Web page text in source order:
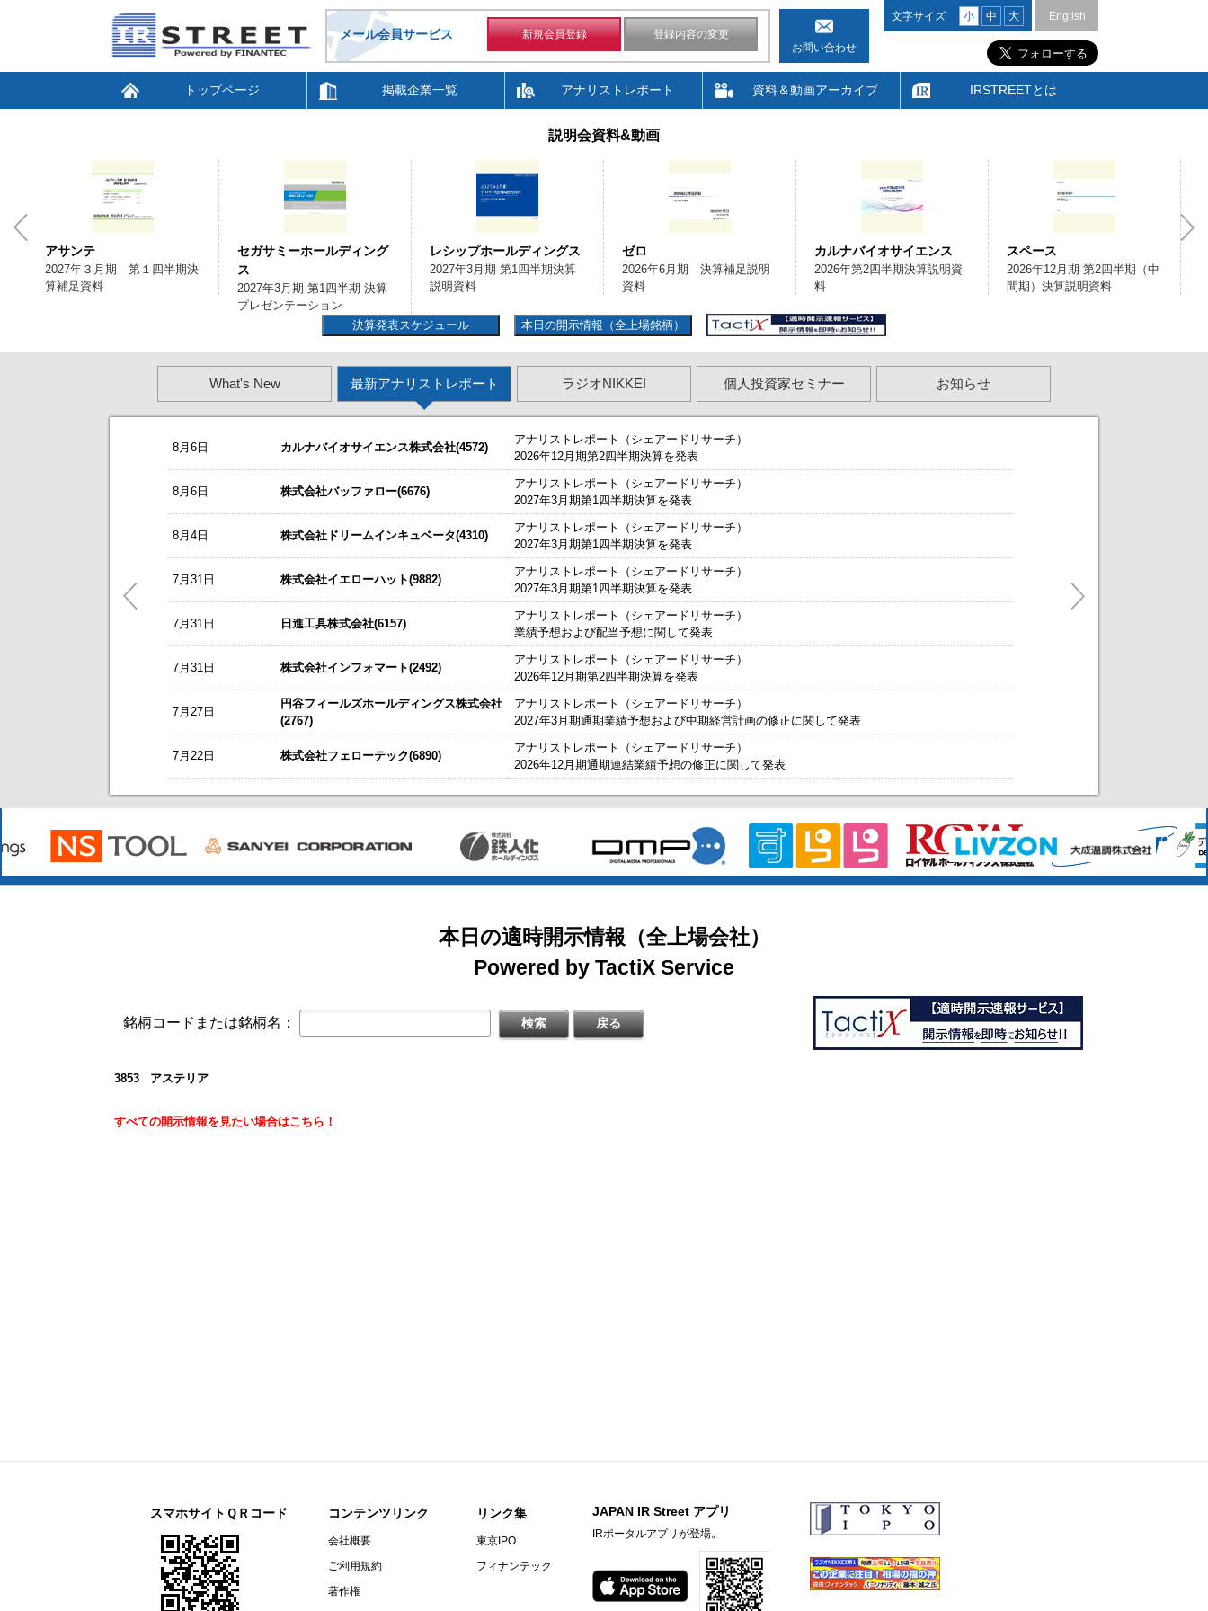
メール会員サービス 新規会員登録
登録内容の変更
お問い合わせ
文字サイズ 小 中 大 English
トップページ 掲載企業一覧 アナリストレポート 資料＆動画アーカイブ IRSTREETとは
説明会資料&動画
アサンテ
2027年３月期 第１四半期決
算補足資料
セガサミーホールディング
ス
2027年3月期 第1四半期 決算
プレゼンテーション
レシップホールディングス
2027年3月期 第1四半期決算
説明資料
ゼロ
2026年6月期 決算補足説明
資料
カルナバイオサイエンス
2026年第2四半期決算説明資
料
スペース
2026年12月期 第2四半期（中
間期）決算説明資料
決算発表スケジュール 本日の開示情報（全上場銘柄）
What's New 最新アナリストレポート ラジオNIKKEI 個人投資家セミナー お知らせ
2026/08/07 NEW
第56回機械工業デザイン賞IDEAにて超精密非球面加工機 ULG-100H(H3)が日本産業機械工業会賞を受賞
ＳＷＣＣ(5805)
今すぐ登録
2027年３月期 業績予想の修正（上方修正）および配当予想の修正（増配）に関するお知らせ
2027年3月期第1四半期決算補足説明資料
ベリテ(9904)
今すぐ登録
2027年３月期 第１四半期決算短信〔日本基準〕（非連結）
ＳＢＳホールディングス(2384)
今すぐ登録
2026年12月期 第２四半期（中間期）決算短信〔日本基準〕(連結)
連結子会社の商号変更に関するお知らせ
2026年12月期通期連結業績予想及び配当予想の修正に関するお知らせ
ハブ(3030)
今すぐ登録
英国風PUB「HUB」の一部店舗にて、HTTシェア観戦キャンペーンを実施します
アサンテ(6073)
2027年３月期 ７月度月次売上高のお知らせ
2027年3月期 第1四半期 決算プレゼンテーション
2027年３月期第１四半期決算短信〔日本基準〕(連結)
2027年3月期 第1四半期決算説明資料
2027年３月期第１四半期決算短信〔日本基準〕(連結)
送付予定の「第42回定時株主総会招集ご通知」の一部修正について
2027年３月期 第１四半期決算短信〔日本基準〕（連結）
2026年8月28日、29日開催 「日経・東証ＩＲフェア2026」に出展いたします
カルナバイオサイエンス(4572)
今すぐ登録
営業外費用及び特別損失の計上に関するお知らせ
2026年12月期第2四半期（中間期）決算短信〔日本基準〕(連結)
2026年第2四半期決算説明資料
8月6日 カルナバイオサイエンス株式会社(4572)
アナリストレポート（シェアードリサーチ）
2026年12月期第2四半期決算を発表
8月6日 株式会社バッファロー(6676)
アナリストレポート（シェアードリサーチ）
2027年3月期第1四半期決算を発表
8月4日 株式会社ドリームインキュベータ(4310)
アナリストレポート（シェアードリサーチ）
2027年3月期第1四半期決算を発表
7月31日 株式会社イエローハット(9882)
アナリストレポート（シェアードリサーチ）
2027年3月期第1四半期決算を発表
7月31日 日進工具株式会社(6157)
アナリストレポート（シェアードリサーチ）
業績予想および配当予想に関して発表
7月31日 株式会社インフォマート(2492)
アナリストレポート（シェアードリサーチ）
2026年12月期第2四半期決算を発表
7月27日
円谷フィールズホールディングス株式会社
(2767)
アナリストレポート（シェアードリサーチ）
2027年3月期通期業績予想および中期経営計画の修正に関して発表
7月22日 株式会社フェローテック(6890)
アナリストレポート（シェアードリサーチ）
2026年12月期通期連結業績予想の修正に関して発表
これまで開催した、個人投資家向けIRセミナーやオンラインIRセミナーの内容を動画にてご覧いただけます。
今後のスケジュールにつきましては、こちらよりご確認ください。
お知らせ
8/3 カバー(5253)の掲載を開始いたしました。
8/3日本テクノ・ラボ(3849)の掲載を開始いたしました。
5/21 梅の花グループ(7604)の掲載を開始いたしました。 今すぐ登録
【ニュースリリース】「WEB海外IRサービス」提供開始！
～海外機関投資家とのWEBスモールミーティングをアレンジします！～
【ご提案書】戦略的グローバルＩＲのご提案
新規掲載企業
掲載開始日：8/3
カバー（5253：グロース）
掲載開始日：7/1
ゴルフ・ドゥ（3032：ネクスト）
掲載開始日：5/21
梅の花グループ（7604：スタンダード）
本日の適時開示情報（全上場会社）
Powered by TactiX Service
銘柄コードまたは銘柄名：
3853 アステリア
すべての開示情報を見たい場合はこちら！
スマホサイトＱＲコード コンテンツリンク
会社概要
ご利用規約
著作権
リンク集
東京IPO
フィナンテック
JAPAN IR Street アプリ
IRポータルアプリが登場。